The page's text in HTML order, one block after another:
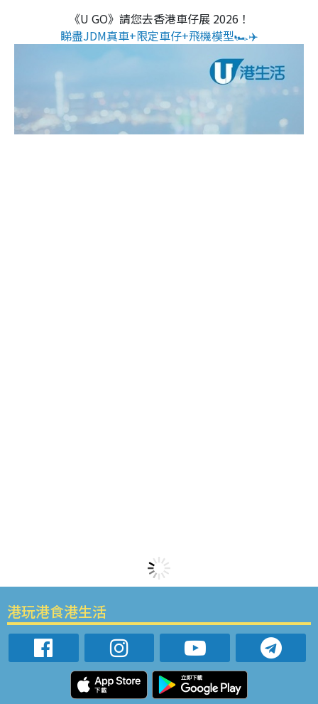
《U GO》請您去香港車仔展 2026！
睇盡JDM真車+限定車仔+飛機模型🏎️✈️
港玩港食港生活